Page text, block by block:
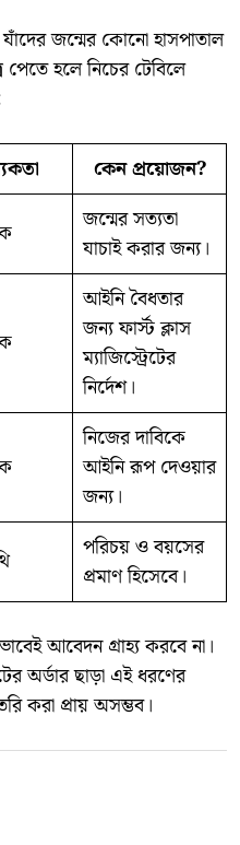
জন্মের কোনো হাসপাতাল
পেতে হলে নিচের টেবিলে
কেন প্রয়োজন?
জন্মের সত্যতা
যাচাই করার জন্য।
আইনি বৈধতার
জন্য ফার্স্ট ক্লাস
ম্যাজিস্ট্রেটের
নির্দেশ।
নিজের দাবিকে
আইনি রূপ দেওয়ার
জন্য।
পরিচয় ও বয়সের
প্রমাণ হিসেবে।
আবেদন গ্রাহ্য করবে না।
অর্ডার ছাড়া এই ধরণের
করা প্রায় অসম্ভব।